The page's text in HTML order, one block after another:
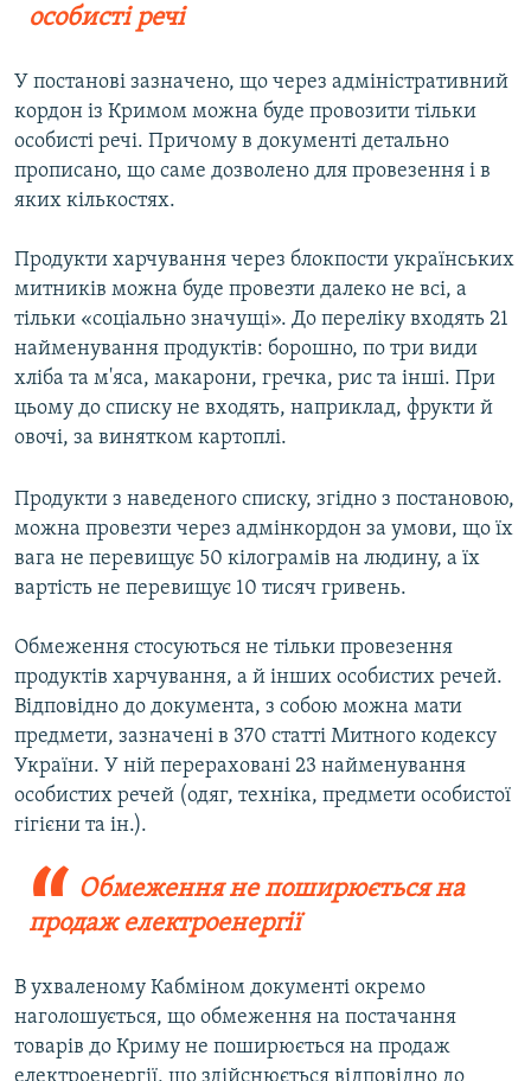
особисті речі
У постанові зазначено, що через адміністративний
кордон із Кримом можна буде провозити тільки
особисті речі. Причому в документі детально
прописано, що саме дозволено для провезення і в
яких кількостях.
Продукти харчування через блокпости українських
митників можна буде провезти далеко не всі, а
тільки «соціально значущі». До переліку входять 21
найменування продуктів: борошно, по три види
хліба та м'яса, макарони, гречка, рис та інші. При
цьому до списку не входять, наприклад, фрукти й
овочі, за винятком картоплі.
Продукти з наведеного списку, згідно з постановою,
можна провезти через адмінкордон за умови, що їх
вага не перевищує 50 кілограмів на людину, а їх
вартість не перевищує 10 тисяч гривень.
Обмеження стосуються не тільки провезення
продуктів харчування, а й інших особистих речей.
Відповідно до документа, з собою можна мати
предмети, зазначені в 370 статті Митного кодексу
України. У ній перераховані 23 найменування
особистих речей (одяг, техніка, предмети особистої
гігієни та ін.).
Обмеження не поширюється на
продаж електроенергії
В ухваленому Кабміном документі окремо
наголошується, що обмеження на постачання
товарів до Криму не поширюється на продаж